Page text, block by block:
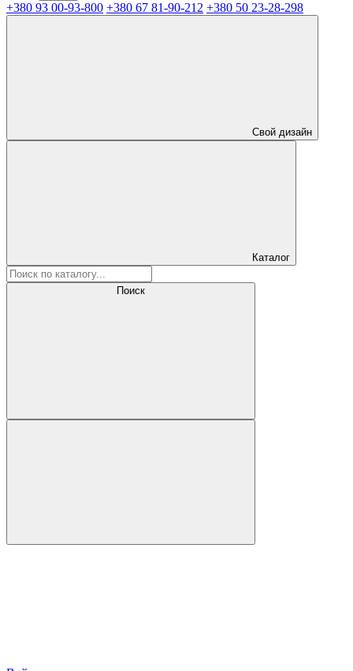
+380 93 00-93-800 +380 67 81-90-212 +380 50 23-28-298
Свой дизайн
Каталог
Поиск